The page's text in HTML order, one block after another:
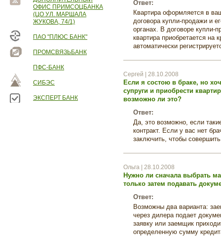
ОФИС ПРИМСОЦБАНКА
(ЦО УЛ. МАРШАЛА
ЖУКОВА, 74/1)
ПАО "ПЛЮС БАНК"
ПРОМСВЯЗЬБАНК
ПФС-БАНК
СИБЭС
ЭКСПЕРТ БАНК
Ответ:
Квартира оформляется в
договора купли-продажи и
органах. В договоре купли-
квартира приобретается на
автоматически
Сергей | 28.10.2008
Если я состою в браке, но
супруги и приобрести
возможно ли это?
Ответ:
Да, это возможно, если
контракт. Если у вас нет
заключить, чтобы
Ольга | 28.10.2008
Нужно ли сначала выбрать
только затем подавать
Ответ:
Возможны два варианта:
через дилера подает
заявку или заемщик
определенную сумму